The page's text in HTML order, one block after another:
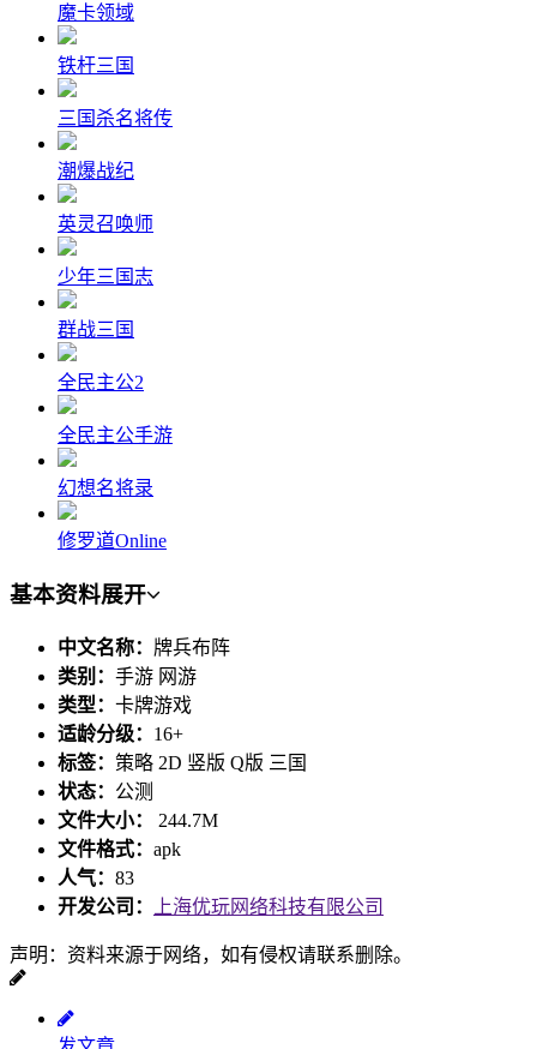
魔卡领域
铁杆三国
三国杀名将传
潮爆战纪
英灵召唤师
少年三国志
群战三国
全民主公2
全民主公手游
幻想名将录
修罗道Online
基本资料展开
中文名称： 牌兵布阵
类别： 手游 网游
类型： 卡牌游戏
适龄分级： 16+
标签： 策略 2D 竖版 Q版 三国
状态： 公测
文件大小： 244.7M
文件格式： apk
人气： 83
开发公司：
上海优玩网络科技有限公司
声明：资料来源于网络，如有侵权请联系删除。